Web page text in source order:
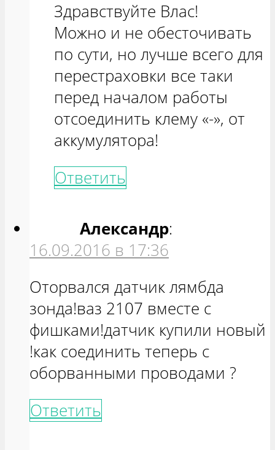
Здравствуйте Влас!
Можно и не обесточивать
по сути, но лучше всего для
перестраховки все таки
перед началом работы
отсоединить клему «-», от
аккумулятора!
Ответить
Александр:
16.09.2016 в 17:36
Оторвался датчик лямбда
зонда!ваз 2107 вместе с
фишками!датчик купили новый
!как соединить теперь с
оборванными проводами ?
Ответить